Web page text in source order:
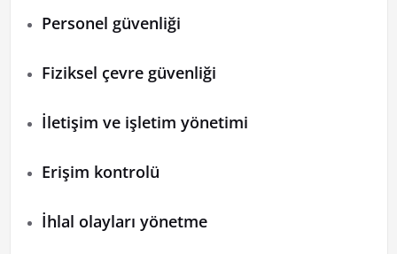
Personel güvenliği
Fiziksel çevre güvenliği
İletişim ve işletim yönetimi
Erişim kontrolü
İhlal olayları yönetme